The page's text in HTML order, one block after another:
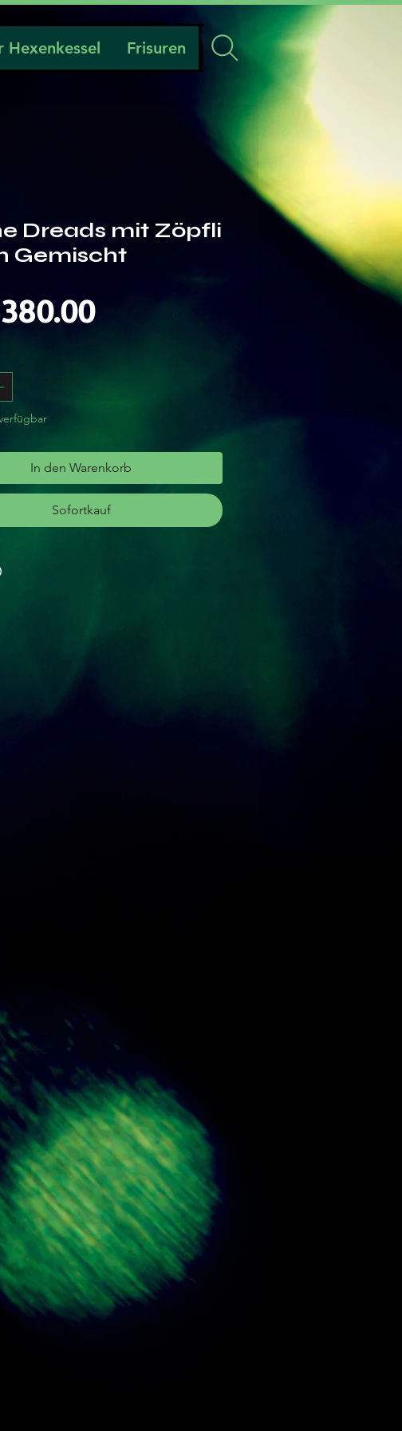
Hexenkessel Frisuren
Dreads mit Zöpfli
Gemischt
Preis
In den Warenkorb
Sofortkauf